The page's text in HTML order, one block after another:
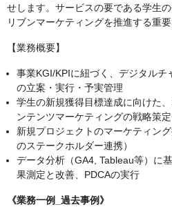
せします。サービスの要である学生
リブンマーケティングを推進する重要
【業務概要】
事業KGI/KPIに紐づく、デジタル
の立案・実行・予実管理
学生の新規獲得目標達成に向けた
ンテンツマーケティングの戦略策
新規プロジェクトのマーケティン
のステークホルダー連携）
データ分析（GA4, Tableau等）に
果測定と改善、PDCAの実行
《業務一例_過去事例》